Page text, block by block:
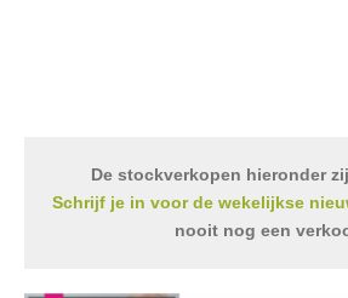
De stockverkopen hieronder
Schrijf je in voor de wekelijkse
nooit nog een